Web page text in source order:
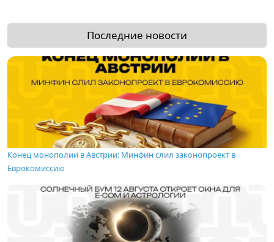
Последние новости
Конец монополии в Австрии: Минфин слил законопроект в
Еврокомиссию